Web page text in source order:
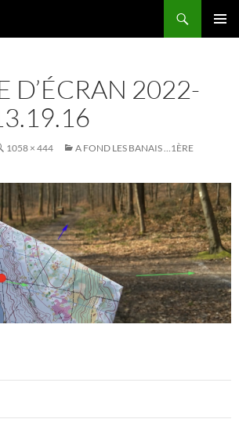
D’ÉCRAN 2022-
1058 × 444
A FOND LES BANAIS …1ÈRE